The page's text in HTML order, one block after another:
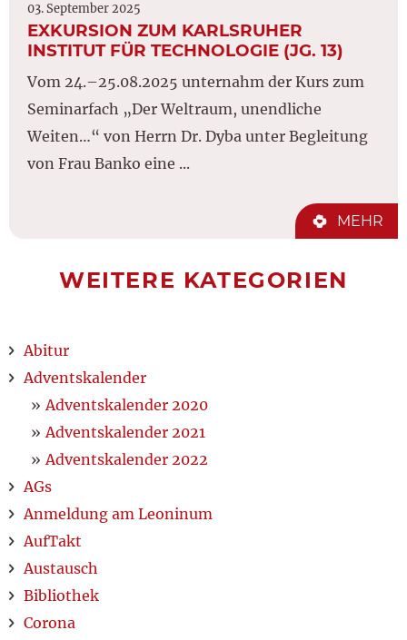
03. September 2025
EXKURSION ZUM KARLSRUHER
INSTITUT FÜR TECHNOLOGIE (JG. 13)
Vom 24.–25.08.2025 unternahm der Kurs zum
Seminarfach „Der Weltraum, unendliche
Weiten…“ von Herrn Dr. Dyba unter Begleitung
von Frau Banko eine ...
MEHR
WEITERE KATEGORIEN
Abitur
Adventskalender
Adventskalender 2020
Adventskalender 2021
Adventskalender 2022
AGs
Anmeldung am Leoninum
AufTakt
Austausch
Bibliothek
Corona